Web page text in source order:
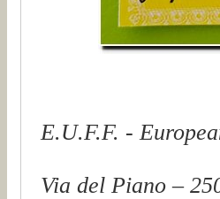
E.U.F.F. -
Via del Piano –